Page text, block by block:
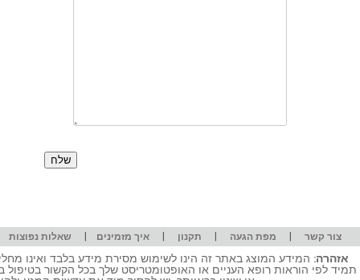
צור קשר | מפת הגעה | תקנון |איך מזמינים | שאלות נפוצות
אזהרה: המידע המוצג באתר זה הינו לשימוש מסירת מידע בלבד ואינו
תמיד לפי הוראות רופא העניים או האופטומטריסט שלך בכל הקשור